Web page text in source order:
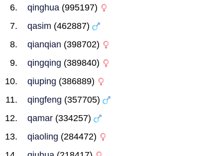
qinghua (995197)
qasim (462887)
qianqian (398702)
qingqing (389840)
qiuping (386889)
qingfeng (357705)
qamar (334257)
qiaoling (284472)